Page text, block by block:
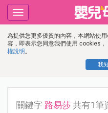
為提供您更多優質的內容，本網站使
容，即表示您同意我們使用 cookies
權說明 。
我
Toggle
navigation
關鍵字 路易莎共有1筆